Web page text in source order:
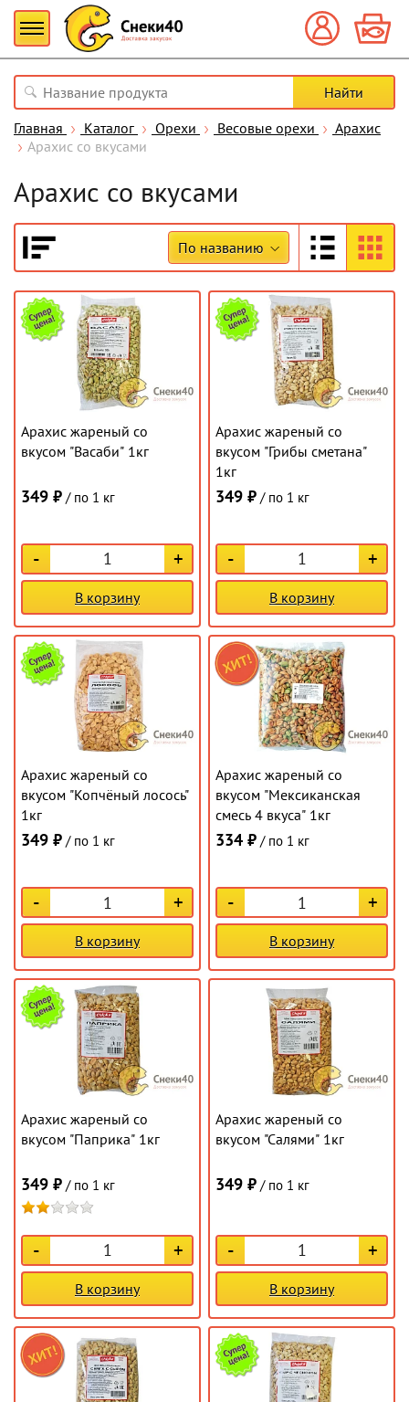
Главная Каталог Орехи Весовые орехи
Арахис
Арахис со вкусами
Арахис со вкусами
По названию
Арахис жареный со
вкусом "Васаби" 1кг
349 ₽ / по 1 кг
- +
В корзину
Арахис жареный со
вкусом "Грибы сметана"
1кг
349 ₽ / по 1 кг
- +
В корзину
Арахис жареный со
вкусом "Копчёный лосось"
1кг
349 ₽ / по 1 кг
- +
В корзину
Арахис жареный со
вкусом "Мексиканская
смесь 4 вкуса" 1кг
334 ₽ / по 1 кг
- +
В корзину
Арахис жареный со
вкусом "Паприка" 1кг
349 ₽ / по 1 кг
- +
В корзину
Арахис жареный со
вкусом "Салями" 1кг
349 ₽ / по 1 кг
- +
В корзину